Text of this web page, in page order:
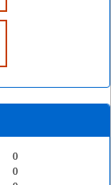
0
0